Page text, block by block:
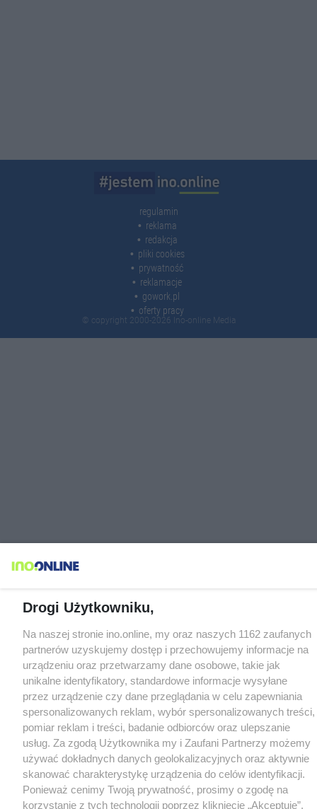
regulamin
reklama
redakcja
pliki cookies
prywatność
reklamacje
gowork.pl
oferty pracy
© copyright 2000-2026 Ino-online Media
Drogi Użytkowniku,
Na naszej stronie ino.online, my oraz naszych 1162 zaufanych
partnerów uzyskujemy dostęp i przechowujemy informacje na
urządzeniu oraz przetwarzamy dane osobowe, takie jak
unikalne identyfikatory, standardowe informacje wysyłane
przez urządzenie czy dane przeglądania w celu zapewniania
spersonalizowanych reklam, wybór spersonalizowanych treści,
pomiar reklam i treści, badanie odbiorców oraz ulepszanie
usług. Za zgodą Użytkownika my i Zaufani Partnerzy możemy
używać dokładnych danych geolokalizacyjnych oraz aktywnie
skanować charakterystykę urządzenia do celów identyfikacji.
Ponieważ cenimy Twoją prywatność, prosimy o zgodę na
korzystanie z tych technologii poprzez kliknięcie „Akceptuję”.